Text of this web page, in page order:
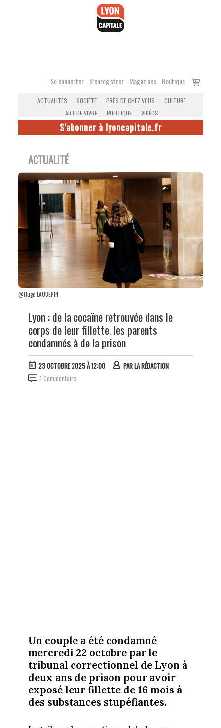
Se connecter S’enregistrer Magazines Boutique
Voir
ACTUALITÉS SOCIÉTÉ PRÈS DE CHEZ VOUS
CULTURE
ART DE VIVRE
POLITIQUE VIDÉOS
S'abonner à lyoncapitale.fr
ACTUALITÉ
@Hugo LAUBEPIN
Lyon : de la cocaïne retrouvée dans le
corps de leur fillette, les parents
condamnés à de la prison
23 OCTOBRE 2025 À 12:00 PARLA RÉDACTION
1 Commentaire
Un couple a été condamné
mercredi 22 octobre par le
tribunal correctionnel de Lyon à
deux ans de prison pour avoir
exposé leur fillette de 16 mois à
des substances stupéfiantes.